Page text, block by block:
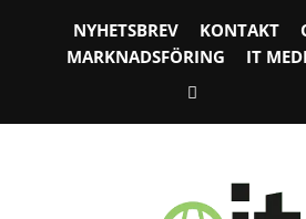
NYHETSBREV KONTAKT
MARKNADSFÖRING
IT